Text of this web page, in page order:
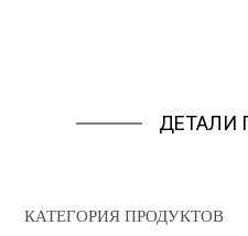
ДЕТАЛИ
КАТЕГОРИЯ ПРОДУКТОВ